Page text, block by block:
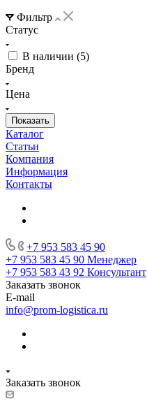
Фильтр
Статус
В наличии (5)
Бренд
Цена
Каталог
Статьи
Компания
Информация
Контакты
+7 953 583 45 90
+7 953 583 45 90 Менеджер
+7 953 583 43 92 Консультант
Заказать звонок
E-mail
info@prom-logistica.ru
Заказать звонок